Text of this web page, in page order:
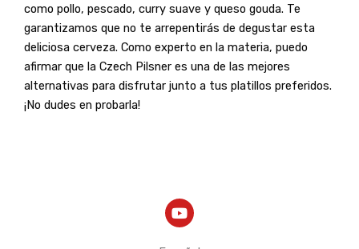
como pollo, pescado, curry suave y queso gouda. Te
garantizamos que no te arrepentirás de degustar esta
deliciosa cerveza. Como experto en la materia, puedo
afirmar que la Czech Pilsner es una de las mejores
alternativas para disfrutar junto a tus platillos preferidos.
¡No dudes en probarla!
Y
o